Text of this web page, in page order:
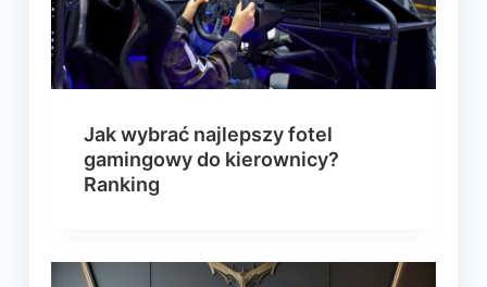
Jak wybrać najlepszy fotel
gamingowy do kierownicy?
Ranking